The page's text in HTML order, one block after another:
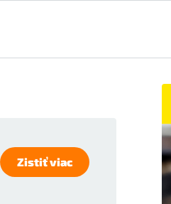
Zistiť viac